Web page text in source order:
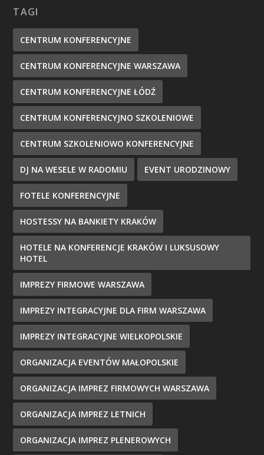
TAGI
CENTRUM KONFERENCYJNE
CENTRUM KONFERENCYJNE WARSZAWA
CENTRUM KONFERENCYJNE ŁÓDŹ
CENTRUM KONFERENCYJNO SZKOLENIOWE
CENTRUM SZKOLENIOWO KONFERENCYJNE
DJ NA WESELE W RADOMIU EVENT URODZINOWY
FOTELE KONFERENCYJNE
HOSTESSY NA BANKIETY KRAKÓW
HOTELE NA KONFERENCJE KRAKÓW I LUKSUSOWY
HOTEL
IMPREZY FIRMOWE WARSZAWA
IMPREZY INTEGRACYJNE DLA FIRM WARSZAWA
IMPREZY INTEGRACYJNE WIELKOPOLSKIE
ORGANIZACJA EVENTÓW MAŁOPOLSKIE
ORGANIZACJA IMPREZ FIRMOWYCH WARSZAWA
ORGANIZACJA IMPREZ LETNICH
ORGANIZACJA IMPREZ PLENEROWYCH